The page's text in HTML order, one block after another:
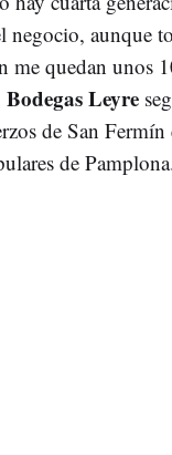
negocio, aunque
me quedan unos
Bodegas Leyre
de San
de